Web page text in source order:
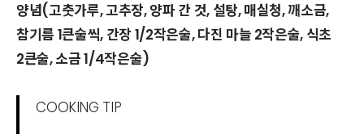
양념(고춧가루, 고추장, 양파 간 것, 설탕, 매실청, 깨소금,
참기름 1큰술씩, 간장 1/2작은술, 다진 마늘 2작은술, 식초
2큰술, 소금 1/4작은술)
COOKING TIP